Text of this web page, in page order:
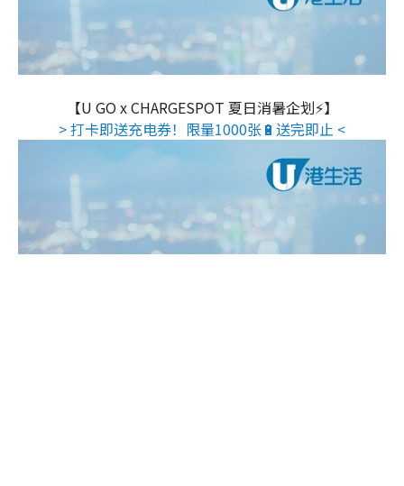
【U GO x CHARGESPOT 夏日消暑企划⚡】
> 打卡即送充电券！限量1000张🔋送完即止 <